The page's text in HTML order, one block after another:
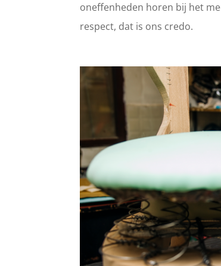
oneffenheden horen bij het
respect, dat is ons credo.